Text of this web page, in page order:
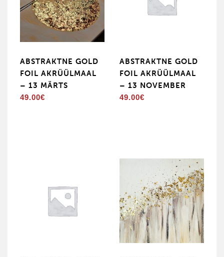
ABSTRAKTNE GOLD
FOIL AKRÜÜLMAAL
– 13 MÄRTS
49.00€
ABSTRAKTNE GOLD
FOIL AKRÜÜLMAAL
– 13 NOVEMBER
49.00€